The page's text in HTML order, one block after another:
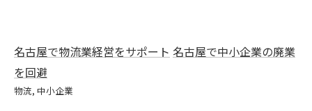
名古屋で物流業経営をサポート 名古屋で中小企業の廃業
を回避
物流 中小企業